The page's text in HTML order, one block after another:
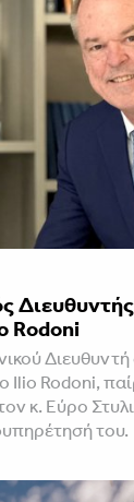
Rodoni
Ilio Rodoni,
κ. Εύρο
του.